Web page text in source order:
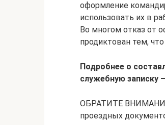
оформление
использовать их в
Во многом отказ от
продиктован тем,
Подробнее о
служебную записку
ОБРАТИТЕ
проездных